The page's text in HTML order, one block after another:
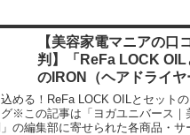
【美容家電マニアの口
判】「ReFa LOCK OIL
のIRON（ヘアドライヤ
アイロン）」を実際に
正直感想
める！ReFa LOCK OILとセット
※この記事は「ヨガユニバース｜
の編集部に寄せられた各商品・サ